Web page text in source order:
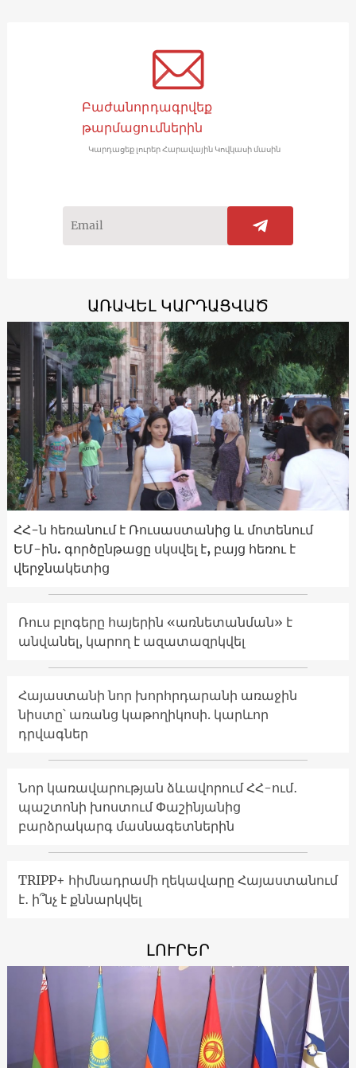
Բաժանորդագրվեք
թարմացումներին
Կարդացեք լուրեր Հարավային Կովկասի մասին
ԱՌԱՎԵԼ ԿԱՐԴԱՑՎԱԾ
ՀՀ-ն հեռանում է Ռուսաստանից և մոտենում
ԵՄ-ին. գործընթացը սկսվել է, բայց հեռու է
վերջնակետից
Ռուս բլոգերը հայերին «առնետանման» է
անվանել, կարող է ազատազրկվել
Հայաստանի նոր խորհրդարանի առաջին
նիստը՝ առանց կաթողիկոսի. կարևոր
դրվագներ
Նոր կառավարության ձևավորում ՀՀ-ում․
պաշտոնի խոստում Փաշինյանից
բարձրակարգ մասնագետներին
TRIPP+ հիմնադրամի ղեկավարը Հայաստանում
է․ ի՞նչ է քննարկվել
ԼՈՒՐԵՐ